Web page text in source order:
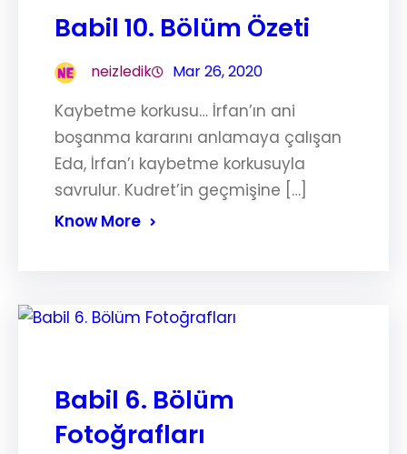
Babil 10. Bölüm Özeti
neizledik Mar 26, 2020
Kaybetme korkusu… İrfan’ın ani
boşanma kararını anlamaya çalışan
Eda, İrfan’ı kaybetme korkusuyla
savrulur. Kudret’in geçmişine […]
Know More
Babil 6. Bölüm
Fotoğrafları